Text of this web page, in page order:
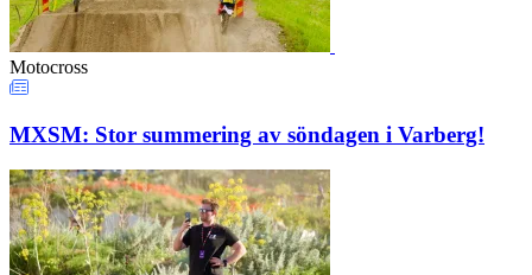
Motocross
MXSM: Stor summering av söndagen i Varberg!